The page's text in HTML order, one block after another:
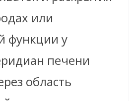
или
функции у
печени
область